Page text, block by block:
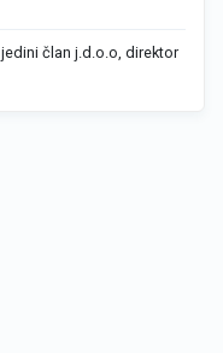
jedini član j.d.o.o, direktor